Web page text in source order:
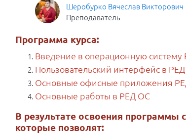
Шеробурко Вячеслав Викторович
Преподаватель
Программа курса:
Введение в операционную
Пользовательский интерфейс в
Основные офисные приложения
Основные работы в РЕД ОС
В результате освоения программы
которые позволят: